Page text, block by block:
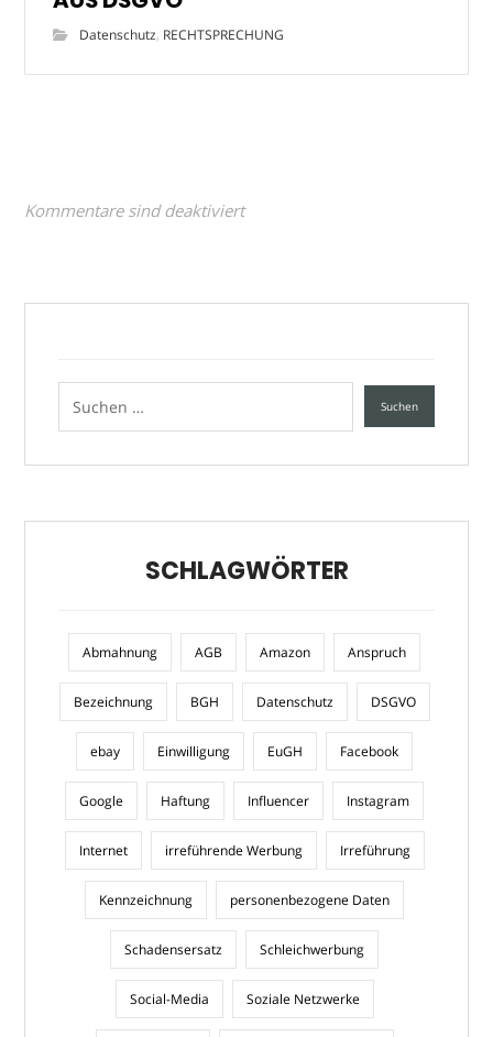
Datenschutz, RECHTSPRECHUNG
Kommentare sind deaktiviert
SCHLAGWÖRTER
Abmahnung AGB Amazon Anspruch
Bezeichnung BGH Datenschutz DSGVO
ebay Einwilligung EuGH Facebook
Google Haftung Influencer Instagram
Internet irreführende Werbung Irreführung
Kennzeichnung personenbezogene Daten
Schadensersatz Schleichwerbung
Social-Media Soziale Netzwerke